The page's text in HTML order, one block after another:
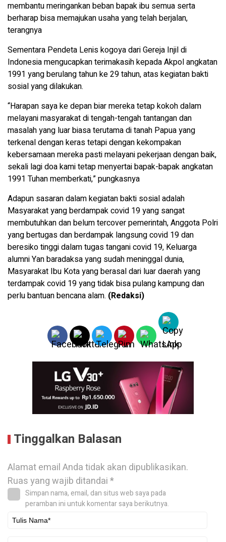
membantu meringankan beban bapak ibu semua serta
berharap bisa memajukan usaha yang telah berjalan,
terangnya
Sementara Pendeta Lenis kogoya dari Gereja Injil di
Indonesia mengucapkan terimakasih kepada Akpol angkatan
1991 yang berulang tahun ke 29 tahun, atas kegiatan bakti
sosial yang dilakukan.
“Harapan saya ke depan biar mereka tetap kokoh dalam
melayani masyarakat di tengah-tengah tantangan dan
masalah yang luar biasa terutama di tanah Papua yang
terkenal dengan keras tetapi dengan kekompakan
kebersamaan mereka pasti melayani pekerjaan dengan baik,
sekali lagi doa kami tetap menyertai bapak-bapak angkatan
1991 Tuhan memberkati,” pungkasnya
Adapun sasaran dalam kegiatan bakti sosial adalah
Masyarakat yang berdampak covid 19 yang sangat
membutuhkan dan belum tercover pemerintah, Anggota Polri
yang bertugas dan berdampak langsung covid 19 dan
beresiko tinggi dalam tugas tangani covid 19, Keluarga
alumni Yan baradaksa yang sudah meninggal dunia,
Masyarakat Ibu Kota yang berasal dari luar daerah yang
terdampak covid 19 yang tidak bisa pulang kampung dan
perlu bantuan bencana alam. (Redaksi)
Tinggalkan Balasan
Alamat email Anda tidak akan dipublikasikan.
Ruas yang wajib ditandai*
Simpan nama, email, dan situs web saya pada
peramban ini untuk komentar saya berikutnya.